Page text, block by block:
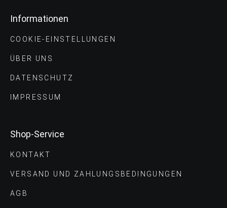
Informationen
COOKIE-EINSTELLUNGEN
ÜBER UNS
DATENSCHUTZ
IMPRESSUM
Shop-Service
KONTAKT
VERSAND UND ZAHLUNGS­BEDINGUNGEN
AGB